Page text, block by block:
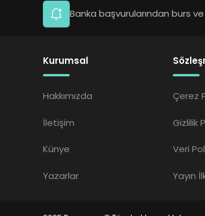
Banka başvurularından burs ve
Kurumsal
Hakkımızda
İletişim
Künye
Yazarlar
Çerez
Gizlilik
Veri
Yayın